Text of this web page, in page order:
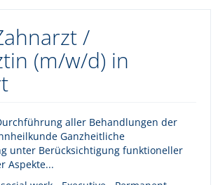
/
(m/w/d) in
aller Behandlungen der
Ganzheitliche
unter Berücksichtigung funktioneller
Aspekte...